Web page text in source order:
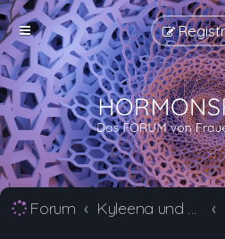
Forum Kyleena und Jaydess Erfahrungsberichte und Nebenwirkungen